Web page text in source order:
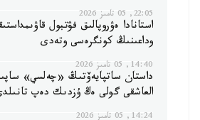
22:05, 05 تامىز 2026
استانادا ەۋروپالىق فۋتبول
وداعىنىڭ كونگرەسى وتەدى
14:40, 05 تامىز 2026
داستان ساتپايەۆتىڭ «چەلسي»
العاشقى گولى ەڭ ۇزدىك دەپ
14:24, 05 تامىز 2026